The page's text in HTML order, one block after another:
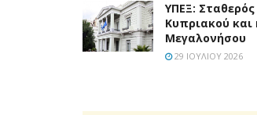
ΥΠΕΞ:
Κυπριακού
Μεγαλονήσου
29 ΙΟΥΛΊΟΥ 2026